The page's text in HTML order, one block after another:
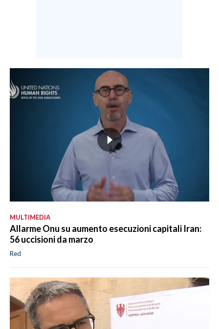
MULTIMEDIA
Allarme Onu su aumento esecuzioni capitali Iran:
56 uccisioni da marzo
Red